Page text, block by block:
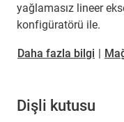
yağlamasız lineer
konfigüratörü ile.
Daha fazla bilgi |
Dişli kutusu